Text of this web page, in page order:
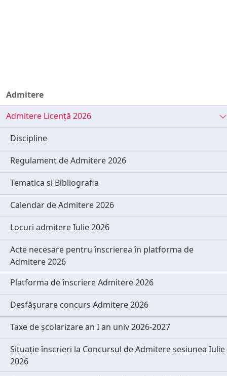
Admitere
Admitere Licență 2026
Discipline
Regulament de Admitere 2026
Tematica si Bibliografia
Calendar de Admitere 2026
Locuri admitere Iulie 2026
Acte necesare pentru înscrierea în platforma de
Admitere 2026
Platforma de înscriere Admitere 2026
Desfășurare concurs Admitere 2026
Taxe de școlarizare an I an univ 2026-2027
Situație înscrieri la Concursul de Admitere sesiunea Iulie
2026